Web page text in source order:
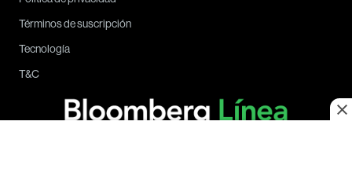
Términos de suscripción
Tecnología
T&C